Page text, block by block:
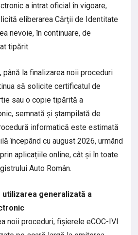
a intrat oficial în vigoare,
eliberarea Cărții de Identitate
nevoie, în continuare, de
tipărit.
până la finalizarea noii proceduri
să solicite certificatul de
sau o copie tipărită a
semnată și ștampilată de
informatică este estimată
începând cu august 2026, urmând
aplicațiile online, cât și în toate
Auto Român.
utilizarea generalizată a
noii proceduri, fișierele eCOC-IVI